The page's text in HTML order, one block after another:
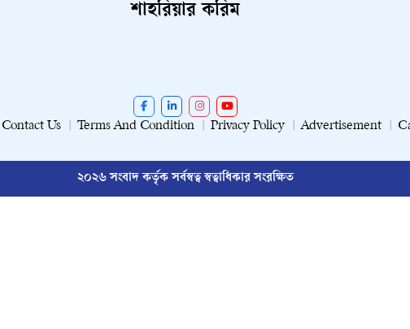
শাহরিয়ার করিম
Contact Us Terms And Condition Privacy Policy Advertisement
২০২৬ সংবাদ কর্তৃক সর্বস্বত্ব স্বত্বাধিকার সংরক্ষিত